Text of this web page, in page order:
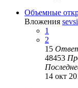
Объемные
Вложения
1
2
15
48453
14 окт